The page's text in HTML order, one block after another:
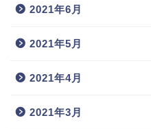
2021年6月
2021年5月
2021年4月
2021年3月